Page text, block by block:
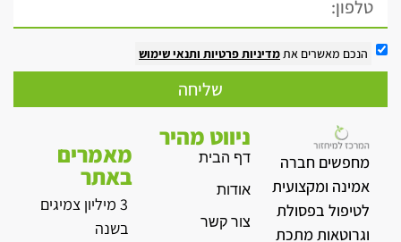
הנכם מאשרים אתמדיניות פרטיות ותנאי שימוש
שליחה
מחפשים חברה
אמינה ומקצועית
לטיפול בפסולת
וגרוטאות מתכת
ניווט מהיר
דף הבית
אודות
צור קשר
מאמרים
באתר
3 מיליון צמיגים
בשנה